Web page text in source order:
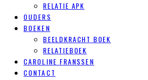
RELATIE APK
OUDERS
BOEKEN
BEELDKRACHT BOEK
RELATIEBOEK
CAROLINE FRANSSEN
CONTACT